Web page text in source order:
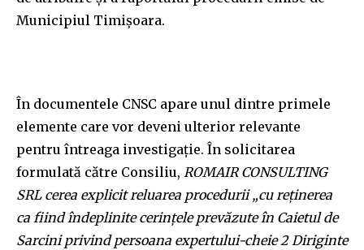
Municipiul Timișoara.
În documentele CNSC apare unul dintre primele
elemente care vor deveni ulterior relevante
pentru întreaga investigație. În solicitarea
formulată către Consiliu, ROMAIR CONSULTING
SRL cerea explicit reluarea procedurii „cu reținerea
ca fiind îndeplinite cerințele prevăzute în Caietul de
Sarcini privind persoana expertului-cheie 2 Diriginte